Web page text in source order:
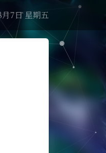
7日 星期五
午年丙申月癸丑日